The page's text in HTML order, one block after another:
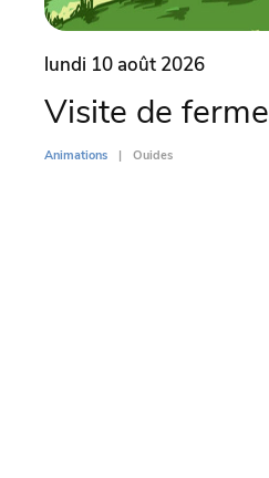
lundi 10 août 2026
Visite de ferme
Animations Ouides